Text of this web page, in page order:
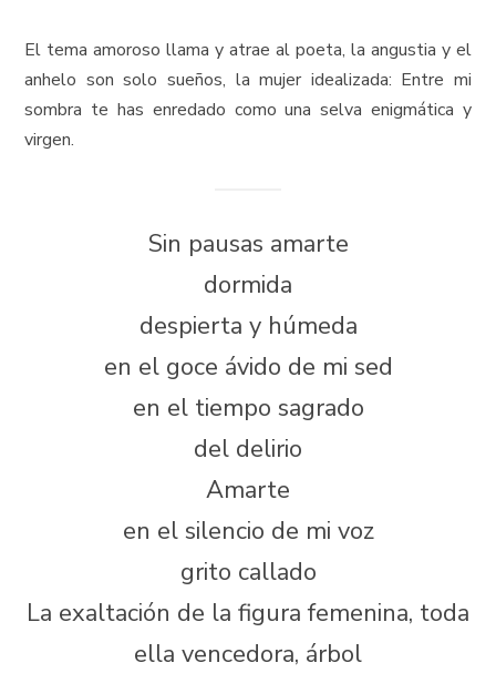
El tema amoroso llama y atrae al poeta, la angustia y el
anhelo son solo sueños, la mujer idealizada: Entre mi
sombra te has enredado como una selva enigmática y
virgen.
Sin pausas amarte
dormida
despierta y húmeda
en el goce ávido de mi sed
en el tiempo sagrado
del delirio
Amarte
en el silencio de mi voz
grito callado
La exaltación de la figura femenina, toda
ella vencedora, árbol